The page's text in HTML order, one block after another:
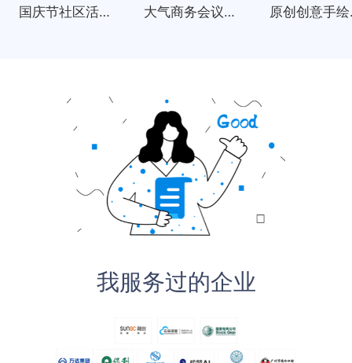
国庆节社区活动邀请函表彰大会 大气商务会议招商展会科技峰会邀请函 原创
我服务过的企业